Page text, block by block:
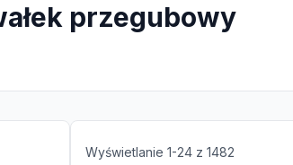
przegubowy
Wyświetlanie 1-24 z 1482